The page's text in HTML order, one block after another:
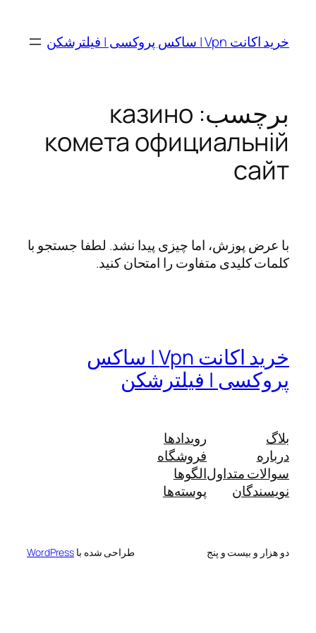
محتواخرید اکانت Vpn | ساکس پروکسی | فیلترشکن
برچسب: казино
комета официальній
сайт
با عرض پوزش، اما چیزی پیدا نشد. لطفا جستجو با
کلمات کلیدی متفاوت را امتحان کنید.
خرید اکانت Vpn | ساکس
پروکسی | فیلترشکن
بلاگ
درباره
سوالات متداول
نویسندگان
رویدادها
فروشگاه
الگوها
پوسته‌ها
دو هزار و بیست و پنج طراحی شده با WordPress